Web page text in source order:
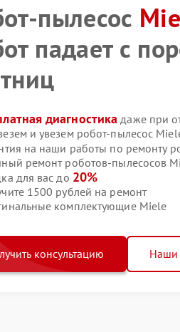
пылесос
падает с
диагностика даже при
и увезем робот-пылесос
на наши работы по ремонту
ремонт роботов-пылесосов
для вас до 20%
1500 рублей на ремонт
комплектующие Miele
консультацию Наши